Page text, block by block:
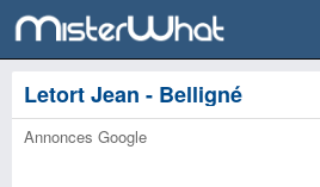
Letort Jean - Belligné
Annonces Google